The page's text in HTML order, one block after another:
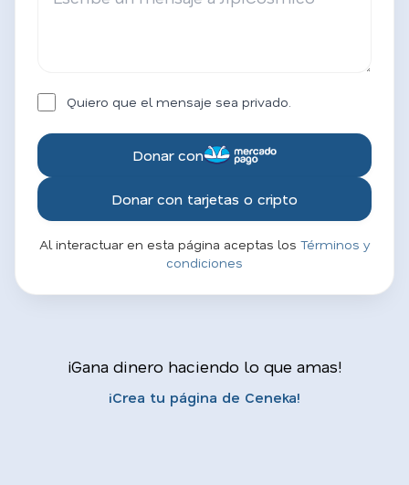
Quiero que el mensaje sea privado.
Donar con
Donar con tarjetas o cripto
Al interactuar en esta página aceptas los Términos y
condiciones
¡Gana dinero haciendo lo que amas!
¡Crea tu página de Ceneka!